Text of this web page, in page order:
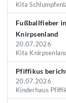
Kita
Fußballfieber
Knirpsenland
20.07.2026
Kita
Pfiffikus
20.07.2026
Kinderhaus